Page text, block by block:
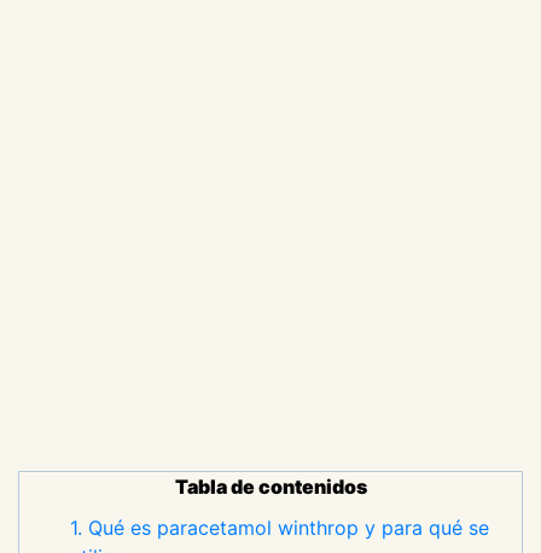
Tabla de contenidos
1. Qué es paracetamol winthrop y para qué se